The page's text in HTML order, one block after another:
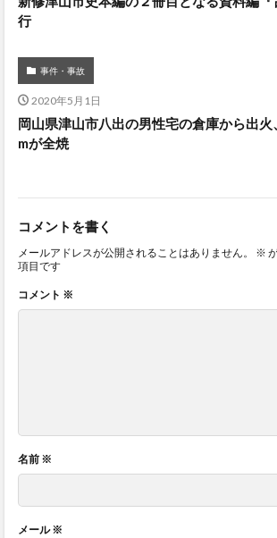
行
事件・事故
2020年5月1日
岡山県津山市八出の男性宅の倉庫から出
mが全焼
コメントを書く
メールアドレスが公開されることはありません。 ※
項目です
コメント ※
名前 ※
メール※